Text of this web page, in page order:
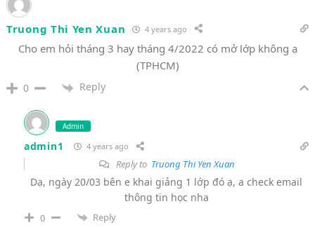
Truong Thi Yen Xuan 4 years ago
Cho em hỏi tháng 3 hay tháng 4/2022 có mở lớp không ạ
(TPHCM)
0 Reply
Admin
admin1 4 years ago
Reply to Truong Thi Yen Xuan
Dạ, ngày 20/03 bên e khai giảng 1 lớp đó ạ, a check email
thông tin học nha
0 Reply